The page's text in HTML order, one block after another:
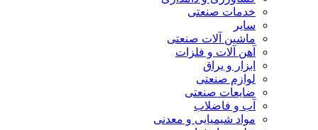
خدمات صنعتی
سایر
ماشین آلات صنعتی
آهن آلات و فلزات
ابزار و یراق
لوازم صنعتی
ضایعات صنعتی
آب و فاضلاب
مواد شیمیایی و معدنی